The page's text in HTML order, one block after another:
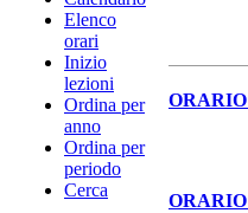
Elenco
orari
Inizio
lezioni
Ordina per
anno
Ordina per
periodo
Cerca
ORARIO
ORARIO